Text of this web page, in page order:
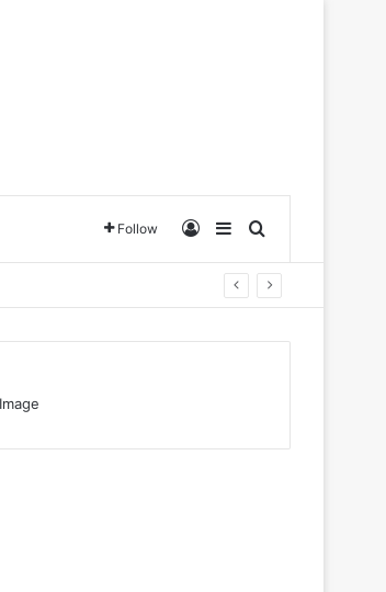
Follow Log InSidebarSearch for